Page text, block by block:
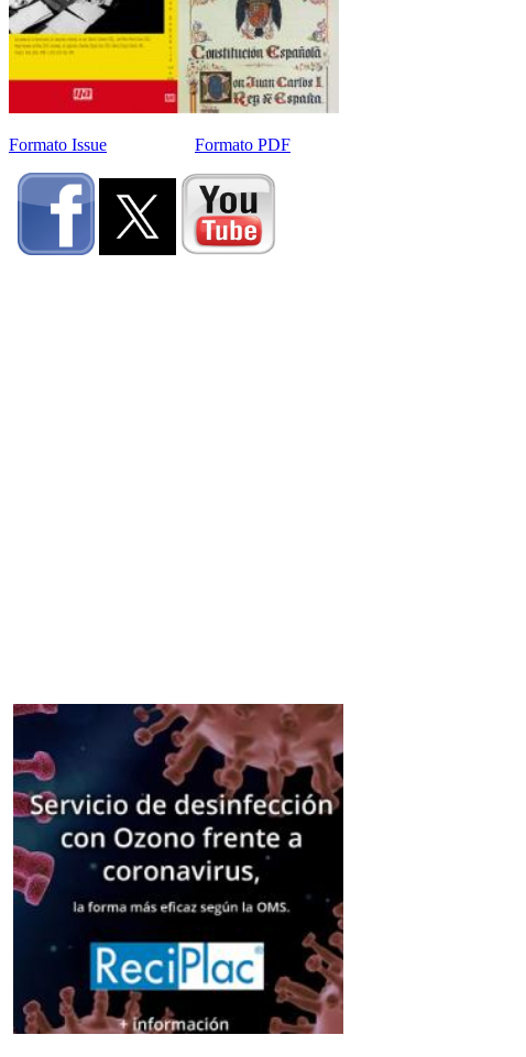
Formato Issue Formato PDF